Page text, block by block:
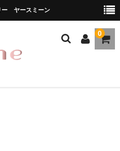
ー ヤースミーン
0